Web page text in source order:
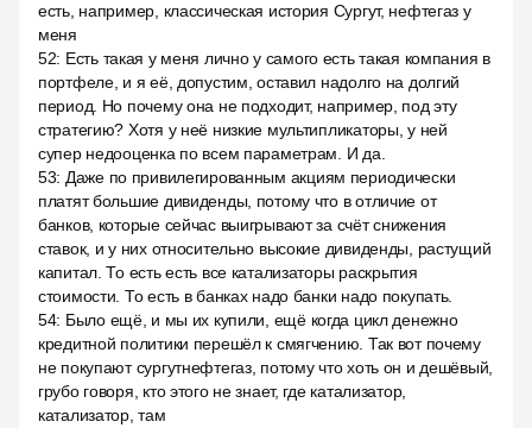
есть, например, классическая история Сургут, нефтегаз у
меня
52: Есть такая у меня лично у самого есть такая компания в
портфеле, и я её, допустим, оставил надолго на долгий
период. Но почему она не подходит, например, под эту
стратегию? Хотя у неё низкие мультипликаторы, у ней
супер недооценка по всем параметрам. И да.
53: Даже по привилегированным акциям периодически
платят большие дивиденды, потому что в отличие от
банков, которые сейчас выигрывают за счёт снижения
ставок, и у них относительно высокие дивиденды, растущий
капитал. То есть есть все катализаторы раскрытия
стоимости. То есть в банках надо банки надо покупать.
54: Было ещё, и мы их купили, ещё когда цикл денежно
кредитной политики перешёл к смягчению. Так вот почему
не покупают сургутнефтегаз, потому что хоть он и дешёвый,
грубо говоря, кто этого не знает, где катализатор,
катализатор, там